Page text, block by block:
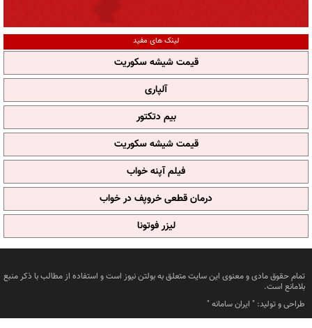
لینک های مفید
قیمت شیشه سکوریت
آلپاری
بیم دتکتور
قیمت شیشه سکوریت
فیلم آپنه خواب
درمان قطعی خروپف در خواب
لیزر فوتونا
تمام حقوق مادی و معنوی این سایت متعلق به بولتن نیوز است و استفاده از مطالب با ذکر منبع
بلامانع است.
طراحی و تولید: " ایران سامانه"